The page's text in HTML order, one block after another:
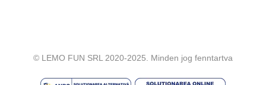
© LEMO FUN SRL 2020-2025. Minden jog fenntartva